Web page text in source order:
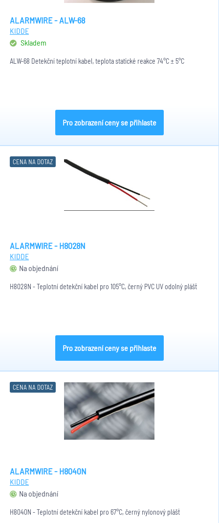
ALARMWIRE - ALW-68
KIDDE
Skladem
ALW-68 Detekční teplotní kabel, teplota statické reakce 74°C ± 5°C
Pro zobrazení ceny se přihlaste
CENA NA DOTAZ
ALARMWIRE - H8028N
KIDDE
Na objednání
H8028N - Teplotní detekční kabel pro 105°C, černý PVC UV odolný plášť
Pro zobrazení ceny se přihlaste
CENA NA DOTAZ
ALARMWIRE - H8040N
KIDDE
Na objednání
H8040N - Teplotní detekční kabel pro 67°C, černý nylonový plášť